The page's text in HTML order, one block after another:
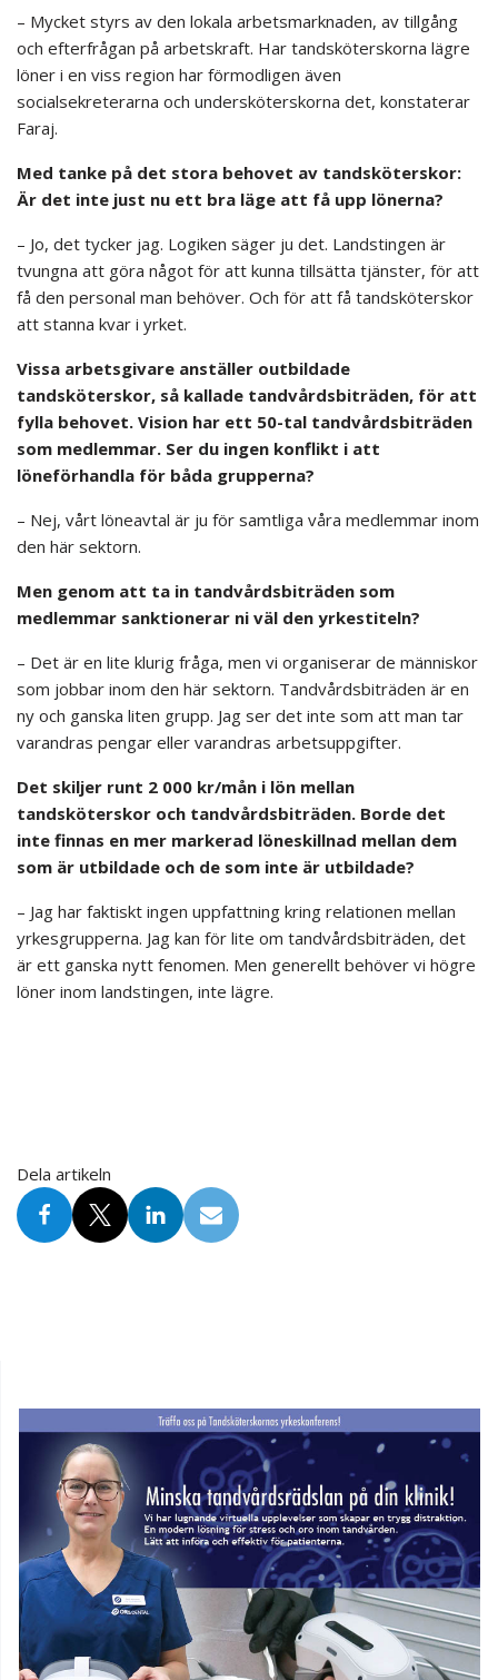
– Mycket styrs av den lokala arbetsmarknaden, av tillgång
och efterfrågan på arbetskraft. Har tandsköterskorna lägre
löner i en viss region har förmodligen även
socialsekreterarna och undersköterskorna det, konstaterar
Faraj.
Med tanke på det stora behovet av tandsköterskor:
Är det inte just nu ett bra läge att få upp lönerna?
– Jo, det tycker jag. Logiken säger ju det. Landstingen är
tvungna att göra något för att kunna tillsätta tjänster, för att
få den personal man behöver. Och för att få tandsköterskor
att stanna kvar i yrket.
Vissa arbetsgivare anställer outbildade
tandsköterskor, så kallade tandvårdsbiträden, för att
fylla behovet. Vision har ett 50-tal tandvårdsbiträden
som medlemmar. Ser du ingen konflikt i att
löneförhandla för båda grupperna?
– Nej, vårt löneavtal är ju för samtliga våra medlemmar inom
den här sektorn.
Men genom att ta in tandvårdsbiträden som
medlemmar sanktionerar ni väl den yrkestiteln?
– Det är en lite klurig fråga, men vi organiserar de människor
som jobbar inom den här sektorn. Tandvårdsbiträden är en
ny och ganska liten grupp. Jag ser det inte som att man tar
varandras pengar eller varandras arbetsuppgifter.
Det skiljer runt 2 000 kr/mån i lön mellan
tandsköterskor och tandvårdsbiträden. Borde det
inte finnas en mer markerad löneskillnad mellan dem
som är utbildade och de som inte är utbildade?
– Jag har faktiskt ingen uppfattning kring relationen mellan
yrkesgrupperna. Jag kan för lite om tandvårdsbiträden, det
är ett ganska nytt fenomen. Men generellt behöver vi högre
löner inom landstingen, inte lägre.
Dela artikeln